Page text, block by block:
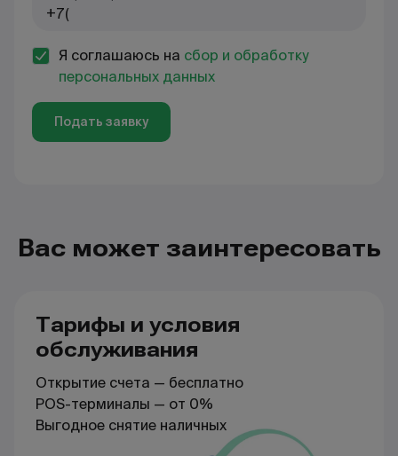
Я соглашаюсь на сбор и обработку
персональных данных
Подать заявку
Вас может заинтересовать
Тарифы и условия
обслуживания
Открытие счета — бесплатно
POS-терминалы — от 0%
Выгодное снятие наличных